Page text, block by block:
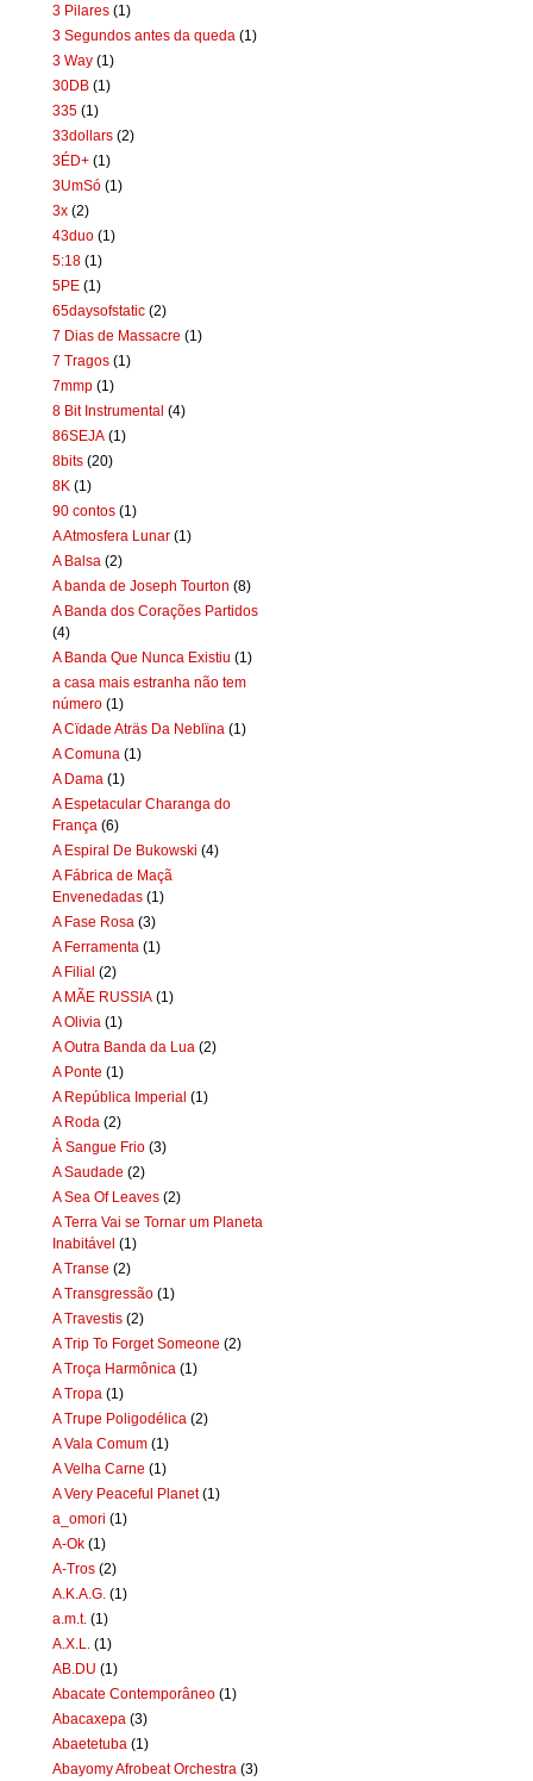
3 Pilares (1)
3 Segundos antes da queda (1)
3 Way (1)
30DB (1)
335 (1)
33dollars (2)
3ÉD+ (1)
3UmSó (1)
3x (2)
43duo (1)
5:18 (1)
5PE (1)
65daysofstatic (2)
7 Dias de Massacre (1)
7 Tragos (1)
7mmp (1)
8 Bit Instrumental (4)
86SEJA (1)
8bits (20)
8K (1)
90 contos (1)
A Atmosfera Lunar (1)
A Balsa (2)
A banda de Joseph Tourton (8)
A Banda dos Corações Partidos
(4)
A Banda Que Nunca Existiu (1)
a casa mais estranha não tem
número (1)
A Cïdade Aträs Da Neblïna (1)
A Comuna (1)
A Dama (1)
A Espetacular Charanga do
França (6)
A Espiral De Bukowski (4)
A Fábrica de Maçã
Envenedadas (1)
A Fase Rosa (3)
A Ferramenta (1)
A Filial (2)
A MÃE RUSSIA (1)
A Olivia (1)
A Outra Banda da Lua (2)
A Ponte (1)
A República Imperial (1)
A Roda (2)
À Sangue Frio (3)
A Saudade (2)
A Sea Of Leaves (2)
A Terra Vai se Tornar um Planeta
Inabitável (1)
A Transe (2)
A Transgressão (1)
A Travestis (2)
A Trip To Forget Someone (2)
A Troça Harmônica (1)
A Tropa (1)
A Trupe Poligodélica (2)
A Vala Comum (1)
A Velha Carne (1)
A Very Peaceful Planet (1)
a_omori (1)
A-Ok (1)
A-Tros (2)
A.K.A.G. (1)
a.m.t. (1)
A.X.L.
(1)
AB.DU (1)
Abacate Contemporâneo (1)
Abacaxepa (3)
Abaetetuba (1)
Abayomy Afrobeat Orchestra (3)